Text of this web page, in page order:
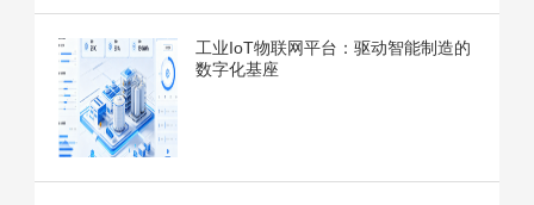
工业IoT物联网平台：驱动智能制造的
数字化基座